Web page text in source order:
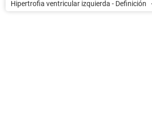
Hipertrofia ventricular izquierda - Definición